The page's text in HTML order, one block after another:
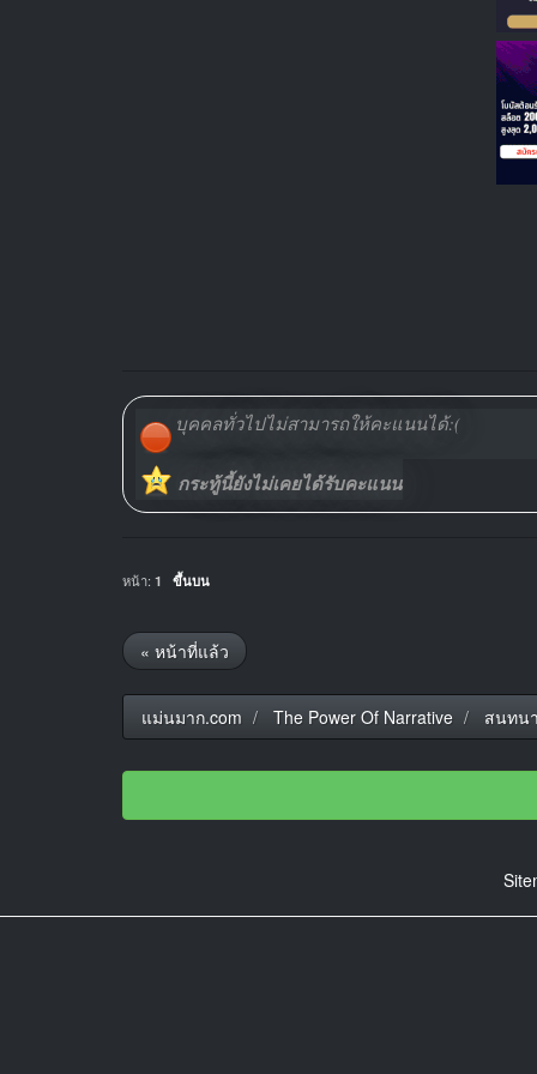
บุคคลทั่วไปไม่สามารถให้คะแนนได้:(
กระทู้นี้ยังไม่เคยได้รับคะแนน
หน้า: 1 ขึ้นบน
« หน้าที่แล้ว
แม่นมาก.com The Power Of Narrative สนทน